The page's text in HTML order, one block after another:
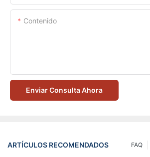
Contenido
Enviar Consulta Ahora
ARTÍCULOS RECOMENDADOS FAQ